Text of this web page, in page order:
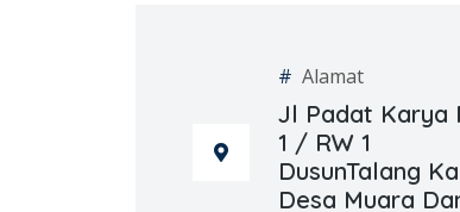
# Alamat
Jl Padat Karya
1 / RW 1
DusunTalang
Desa Muara